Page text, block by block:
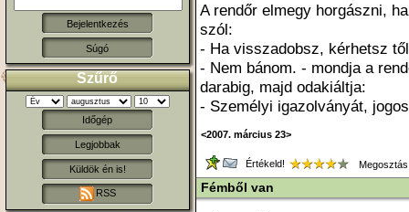
Súgó
Szűrő
Időgép
Legjobbak
Küldök én is!
RSS
A rendőr elmegy horgászni,
szól:
- Ha visszadobsz, kérhetsz
- Nem bánom. - mondja a
darabig, majd odakiáltja:
- Személyi igazolványát,
<2007. március 23>
Értékeld!
Fémből van